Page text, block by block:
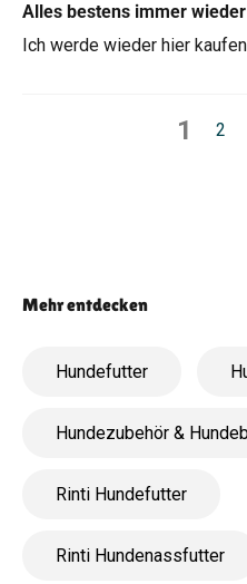
Alles bestens immer
Ich werde wieder hier kaufen
1 2
Hundefutter
Hundezubehör &
Rinti Hundefutter
Rinti Hundenassfutter